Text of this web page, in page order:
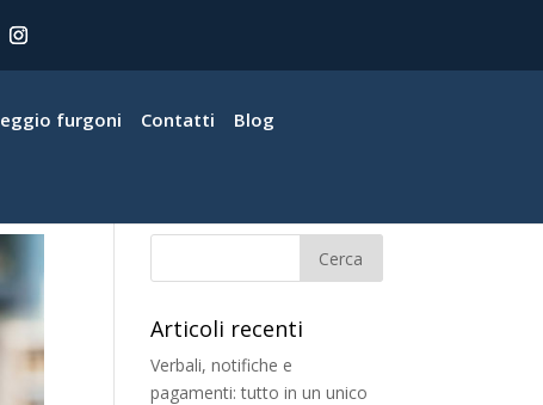
furgoni Contatti Blog
Articoli recenti
Verbali, notifiche e
pagamenti: tutto in un unico